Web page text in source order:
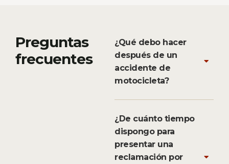
Preguntas
frecuentes
¿Qué debo hacer
después de un
accidente de
motocicleta?
¿De cuánto tiempo
dispongo para
presentar una
reclamación por